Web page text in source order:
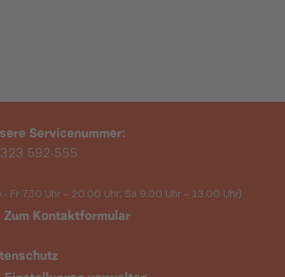
Servicenummer:
592-555
- Fr 7.30 Uhr – 20.00 Uhr; Sa 9.00 Uhr– 13.00 Uhr)
Zum Kontaktformular